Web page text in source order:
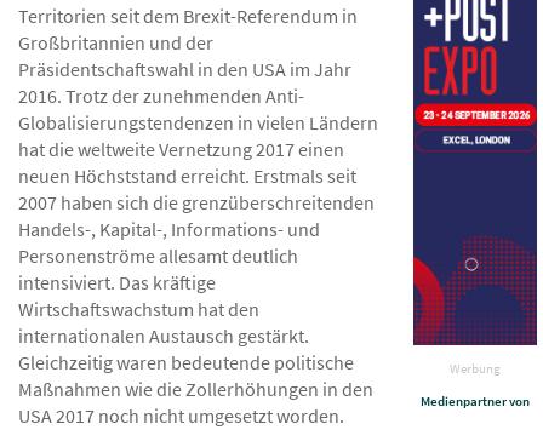
Werbung
Medienpartner von
Territorien seit dem Brexit-Referendum in
Großbritannien und der
Präsidentschaftswahl in den USA im Jahr
2016. Trotz der zunehmenden Anti-
Globalisierungstendenzen in vielen Ländern
hat die weltweite Vernetzung 2017 einen
neuen Höchststand erreicht. Erstmals seit
2007 haben sich die grenzüberschreitenden
Handels-, Kapital-, Informations- und
Personenströme allesamt deutlich
intensiviert. Das kräftige
Wirtschaftswachstum hat den
internationalen Austausch gestärkt.
Gleichzeitig waren bedeutende politische
Maßnahmen wie die Zollerhöhungen in den
USA 2017 noch nicht umgesetzt worden.